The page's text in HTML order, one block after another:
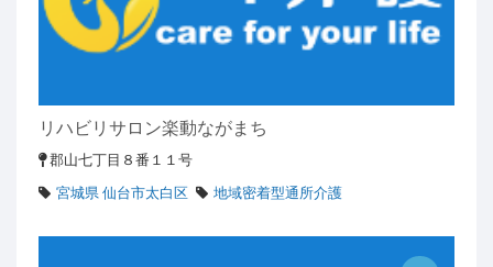
リハビリサロン楽動ながまち
郡山七丁目８番１１号
宮城県 仙台市太白区
地域密着型通所介護